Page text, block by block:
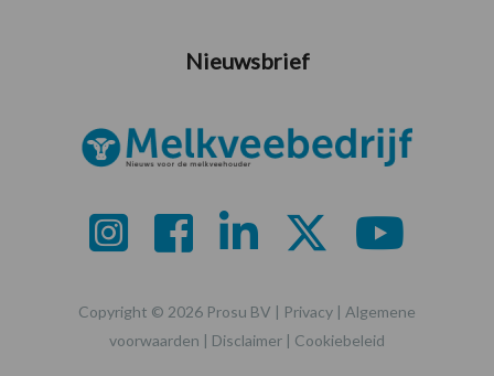
Nieuwsbrief
Copyright © 2026 Prosu BV | Privacy | Algemene
voorwaarden | Disclaimer | Cookiebeleid